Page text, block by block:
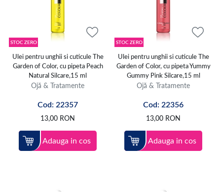
STOC ZERO
Ulei pentru unghii si cuticule The
Garden of Color, cu pipeta Peach
Natural Silcare,15 ml
Ojă & Tratamente
Cod: 22357
13,00 RON
Adauga in cos
STOC ZERO
Ulei pentru unghii si cuticule The
Garden of Color, cu pipeta Yummy
Gummy Pink Silcare,15 ml
Ojă & Tratamente
Cod: 22356
13,00 RON
Adauga in cos